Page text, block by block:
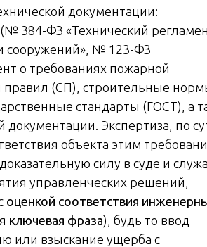
документации:
384-ФЗ «Технический
сооружений», № 123-ФЗ
о требованиях пожарной
правил (СП), строительные
стандарты (ГОСТ), а
Экспертиза, по
объекта этим
силу в суде и
управленческих решений,
оценкой соответствия
ключевая фраза), будь то ввод
или взыскание ущерба с